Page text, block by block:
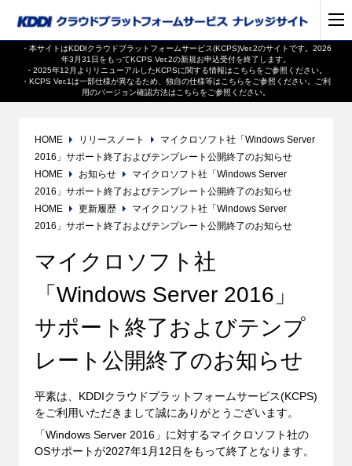
・本サイトはKDDIクラウドプラットフォームサービス(KCPS)Ver.2のサイトです。2026
年3月31日をもってKCPS Ver.2の新規お申込受付を終了します。
・2025年12月よりリニューアルしたKCPSに関する情報は こちらをご参照ください。
・KCPS Ver.1は一部仕様が異なるため、独自の仕様等は こちらをご参照ください。ご利
用のバージョン確認方法は こちらをご参照ください。
HOME リリースノート
マイクロソフト社「Windows Server
2016」サポート終了およびテンプレート公開終了のお知らせ
HOME
お知らせ
マイクロソフト社「Windows Server
2016」サポート終了およびテンプレート公開終了のお知らせ
HOME
更新履歴
マイクロソフト社「Windows Server
2016」サポート終了およびテンプレート公開終了のお知らせ
マイクロソフト社
「Windows Server 2016」
サポート終了およびテンプ
レート公開終了のお知らせ
平素は、KDDIクラウドプラットフォームサービス(KCPS)
をご利用いただきまして誠にありがとうございます。
「Windows Server 2016」に対するマイクロソフト社の
OSサポートが2027年1月12日をもって終了となります。